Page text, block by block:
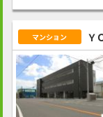
マンション Ｙ